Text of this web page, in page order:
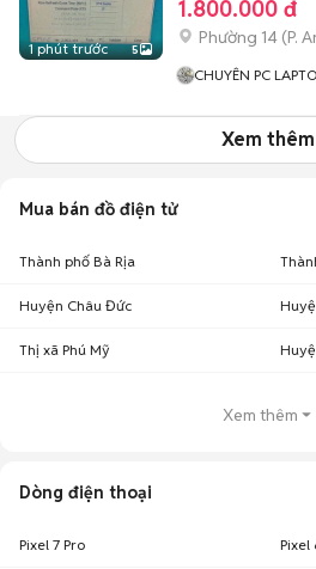
1 phút trước 5
1.800.000 đ
Phường 14 (P.
CHUYÊN PC
Xem thêm
Mua bán đồ điện tử
Thành phố Bà Rịa
Huyện Châu Đức
Thị xã Phú Mỹ
Xem thêm
Dòng điện thoại
Pixel 7 Pro Pixel